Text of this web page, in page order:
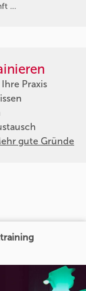
…
Praxis
gute Gründe